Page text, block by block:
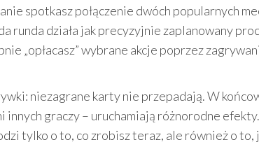
spotkasz połączenie dwóch popularnych
runda działa jak precyzyjnie zaplanowany
„opłacasz” wybrane akcje poprzez
niezagrane karty nie przepadają. W
innych graczy – uruchamiają różnorodne
tylko o to, co zrobisz teraz, ale również o to,